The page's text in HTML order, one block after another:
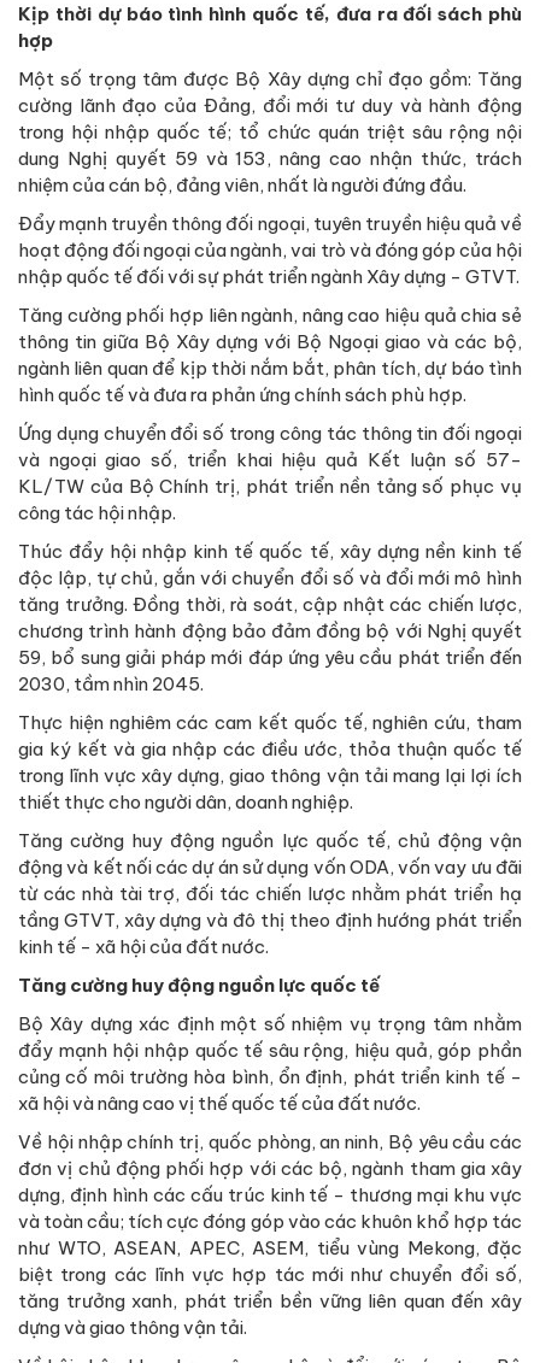
Kịp thời dự báo tình hình quốc tế, đưa ra đối sách phù
hợp
Một số trọng tâm được Bộ Xây dựng chỉ đạo gồm: Tăng
cường lãnh đạo của Đảng, đổi mới tư duy và hành động
trong hội nhập quốc tế; tổ chức quán triệt sâu rộng nội
dung Nghị quyết 59 và 153, nâng cao nhận thức, trách
nhiệm của cán bộ, đảng viên, nhất là người đứng đầu.
Đẩy mạnh truyền thông đối ngoại, tuyên truyền hiệu quả về
hoạt động đối ngoại của ngành, vai trò và đóng góp của hội
nhập quốc tế đối với sự phát triển ngành Xây dựng - GTVT.
Tăng cường phối hợp liên ngành, nâng cao hiệu quả chia sẻ
thông tin giữa Bộ Xây dựng với Bộ Ngoại giao và các bộ,
ngành liên quan để kịp thời nắm bắt, phân tích, dự báo tình
hình quốc tế và đưa ra phản ứng chính sách phù hợp.
Ứng dụng chuyển đổi số trong công tác thông tin đối ngoại
và ngoại giao số, triển khai hiệu quả Kết luận số 57-
KL/TW của Bộ Chính trị, phát triển nền tảng số phục vụ
công tác hội nhập.
Thúc đẩy hội nhập kinh tế quốc tế, xây dựng nền kinh tế
độc lập, tự chủ, gắn với chuyển đổi số và đổi mới mô hình
tăng trưởng. Đồng thời, rà soát, cập nhật các chiến lược,
chương trình hành động bảo đảm đồng bộ với Nghị quyết
59, bổ sung giải pháp mới đáp ứng yêu cầu phát triển đến
2030, tầm nhìn 2045.
Thực hiện nghiêm các cam kết quốc tế, nghiên cứu, tham
gia ký kết và gia nhập các điều ước, thỏa thuận quốc tế
trong lĩnh vực xây dựng, giao thông vận tải mang lại lợi ích
thiết thực cho người dân, doanh nghiệp.
Tăng cường huy động nguồn lực quốc tế, chủ động vận
động và kết nối các dự án sử dụng vốn ODA, vốn vay ưu đãi
từ các nhà tài trợ, đối tác chiến lược nhằm phát triển hạ
tầng GTVT, xây dựng và đô thị theo định hướng phát triển
kinh tế - xã hội của đất nước.
Tăng cường huy động nguồn lực quốc tế
Bộ Xây dựng xác định một số nhiệm vụ trọng tâm nhằm
đẩy mạnh hội nhập quốc tế sâu rộng, hiệu quả, góp phần
củng cố môi trường hòa bình, ổn định, phát triển kinh tế -
xã hội và nâng cao vị thế quốc tế của đất nước.
Về hội nhập chính trị, quốc phòng, an ninh, Bộ yêu cầu các
đơn vị chủ động phối hợp với các bộ, ngành tham gia xây
dựng, định hình các cấu trúc kinh tế - thương mại khu vực
và toàn cầu; tích cực đóng góp vào các khuôn khổ hợp tác
như WTO, ASEAN, APEC, ASEM, tiểu vùng Mekong, đặc
biệt trong các lĩnh vực hợp tác mới như chuyển đổi số,
tăng trưởng xanh, phát triển bền vững liên quan đến xây
dựng và giao thông vận tải.